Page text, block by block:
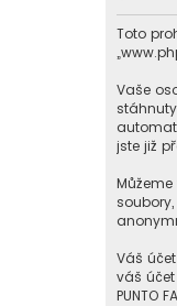
Toto
Vaše
jste již
Váš
váš účet
PUNTO